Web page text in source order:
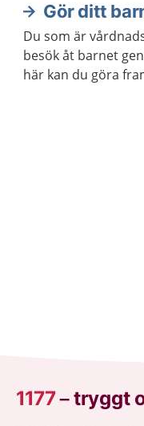
Gör ditt
Du som är
besök åt barnet
här kan du göra
1177–tryggt